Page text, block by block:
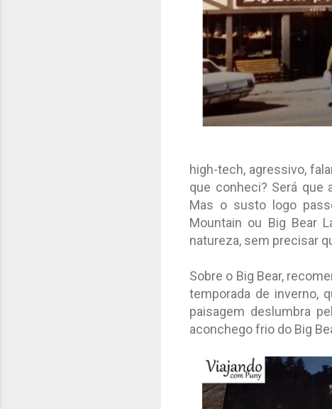
high-tech, agressivo,
que conheci? Será que
Mas o susto logo
Mountain ou Big Bear
natureza, sem precisar
Sobre o Big Bear,
temporada de inverno,
paisagem deslumbra
aconchego frio do Big